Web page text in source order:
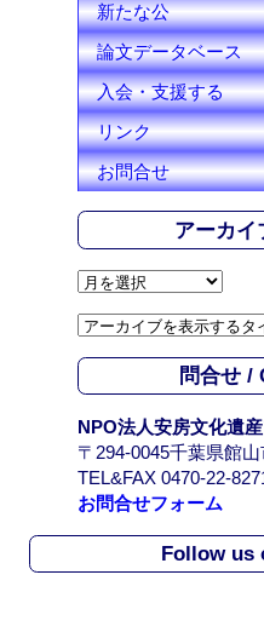
新たな公
論文データベース
入会・支援する
リンク
お問合せ
アーカ
ア
カ
イ
ブ
A
r
c
h
i
問合せ /
NPO法人安房文化遺
〒294-0045千葉県館
TEL&FAX 0470-22-
お問合せフォーム
Follow us